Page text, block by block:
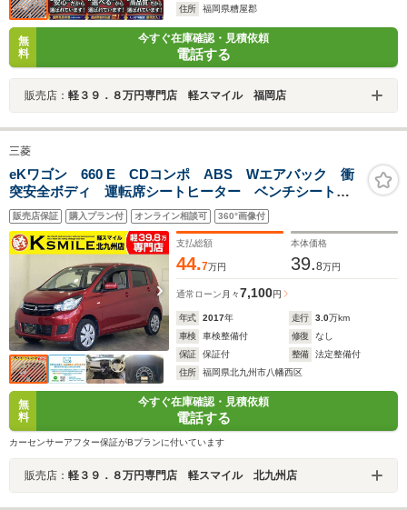
住所
福岡県糟屋郡
無
料
今すぐ在庫確認・見積依頼
電話する
販売店： 軽３９．８万円専門店 軽スマイル 福岡店
三菱
eKワゴン 660 E CDコンポ ABS Wエアバック 衝
突安全ボディ 運転席シートヒーター ベンチシート
キーレスエントリー
販売店保証 購入プラン付 オンライン相談可 360°画像付
支払総額
44.7万円
本体価格
39.8万円
通常ローン 月々7,100円
年式 2017年 走行 3.0万km
車検
車検整備付 修復
なし
保証
保証付 整備
法定整備付
住所
福岡県北九州市八幡西区
無
料
今すぐ在庫確認・見積依頼
電話する
カーセンサーアフター保証がBプランに付いています
販売店： 軽３９．８万円専門店 軽スマイル 北九州店